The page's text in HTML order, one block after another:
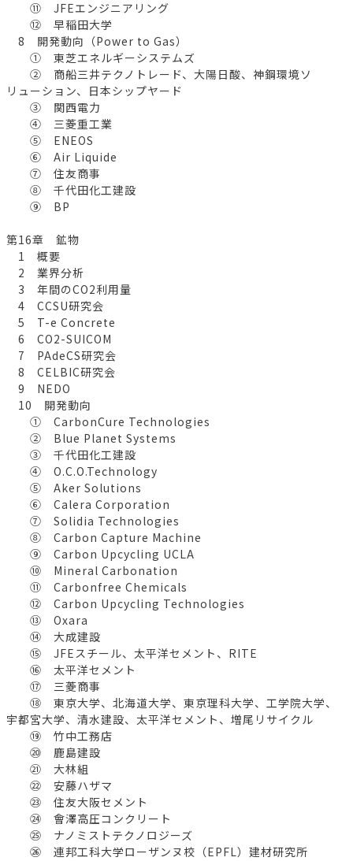
⑪ JFEエンジニアリング
⑫ 早稲田大学
8 開発動向（Power to Gas）
① 東芝エネルギーシステムズ
② 商船三井テクノトレード、大陽日酸、神鋼環境ソ
リューション、日本シップヤード
③ 関西電力
④ 三菱重工業
⑤ ENEOS
⑥ Air Liquide
⑦ 住友商事
⑧ 千代田化工建設
⑨ BP
第16章 鉱物
1 概要
2 業界分析
3 年間のCO2利用量
4 CCSU研究会
5 T-e Concrete
6 CO2-SUICOM
7 PAdeCS研究会
8 CELBIC研究会
9 NEDO
10 開発動向
① CarbonCure Technologies
② Blue Planet Systems
③ 千代田化工建設
④ O.C.O.Technology
⑤ Aker Solutions
⑥ Calera Corporation
⑦ Solidia Technologies
⑧ Carbon Capture Machine
⑨ Carbon Upcycling UCLA
⑩ Mineral Carbonation
⑪ Carbonfree Chemicals
⑫ Carbon Upcycling Technologies
⑬ Oxara
⑭ 大成建設
⑮ JFEスチール、太平洋セメント、RITE
⑯ 太平洋セメント
⑰ 三菱商事
⑱ 東京大学、北海道大学、東京理科大学、工学院大学、
宇都宮大学、清水建設、太平洋セメント、増尾リサイクル
⑲ 竹中工務店
⑳ 鹿島建設
㉑ 大林組
㉒ 安藤ハザマ
㉓ 住友大阪セメント
㉔ 會澤高圧コンクリート
㉕ ナノミストテクノロジーズ
㉖ 連邦工科大学ローザンヌ校（EPFL）建材研究所